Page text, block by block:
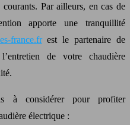
Par ailleurs, en cas de
apporte une tranquillité
france.frest le partenaire de
de votre chaudière
à considérer pour profiter
électrique :